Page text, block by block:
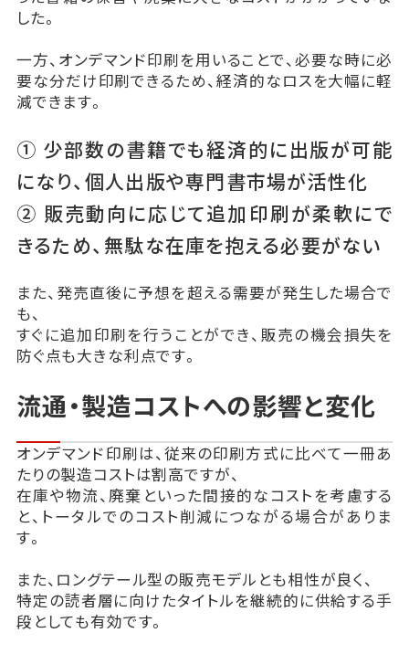
した。
一方、オンデマンド印刷を用いることで、必要な時に必
要な分だけ印刷できるため、経済的なロスを大幅に軽
減できます。
① 少部数の書籍でも経済的に出版が可能
になり、個人出版や専門書市場が活性化
② 販売動向に応じて追加印刷が柔軟にで
きるため、無駄な在庫を抱える必要がない
また、発売直後に予想を超える需要が発生した場合で
も、
すぐに追加印刷を行うことができ、販売の機会損失を
防ぐ点も大きな利点です。
流通・製造コストへの影響と変化
オンデマンド印刷は、従来の印刷方式に比べて一冊あ
たりの製造コストは割高ですが、
在庫や物流、廃棄といった間接的なコストを考慮する
と、トータルでのコスト削減につながる場合がありま
す。
また、ロングテール型の販売モデルとも相性が良く、
特定の読者層に向けたタイトルを継続的に供給する手
段としても有効です。